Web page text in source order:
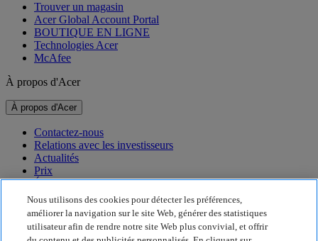
Trouver un magasin
Acer Global Account Portal
BOUTIQUE EN LIGNE
Technologies Acer
McAfee
À propos d'Acer
À propos d'Acer
Contactez-nous
Relations avec les investisseurs
Actualités
Prix
Événements
Développement durable
Développement durable
Nous utilisons des cookies pour détecter les préférences,
améliorer la navigation sur le site Web, générer des statistiques
utilisateur afin de rendre notre site Web plus convivial, et offrir